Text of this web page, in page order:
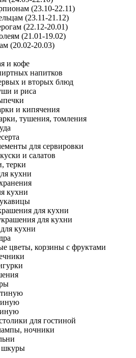
(23.10-22.11)
(23.11-21.12)
(22.12-20.01)
(21.01-19.02)
(20.02-20.03)
и кофе
напитков
и вторых блюд
и риса
и кипячения
тушения, томления
для сервировки
и салатов
терки
кухни
кухни
для кухни
для кухни
кухни
цветы, корзины с фруктами
для гостиной
ночники
шкуры